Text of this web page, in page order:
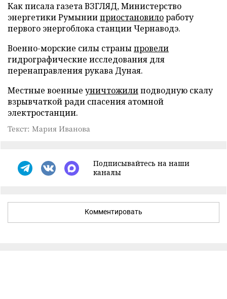
Как писала газета ВЗГЛЯД, Министерство
энергетики Румынииприостановилоработу
первого энергоблока станции Чернаводэ.
Военно-морские силы страныпровели
гидрографические исследования для
перенаправления рукава Дуная.
Местные военные уничтожилиподводную скалу
взрывчаткой ради спасения атомной
электростанции.
Текст: Мария Иванова
Подписывайтесь на наши
каналы
Комментировать